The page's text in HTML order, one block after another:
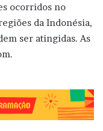
ocorridos no
da Indonésia,
ser atingidas. As